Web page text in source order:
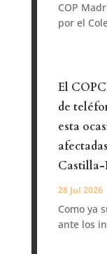
COP
por el
El
de
esta
Castilla-
28 Jul 2026
Como ya
ante los